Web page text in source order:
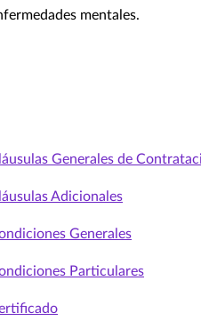
mentales.
Generales de
Adicionales
Generales
Particulares